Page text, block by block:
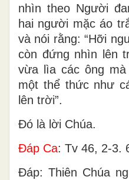
nhìn theo Người
hai người mặc áo
và nói rằng: “Hỡi
còn đứng nhìn lên
vừa lìa các ông
một thể thức như
lên trời”.
Ðó là lời Chúa.
Ðáp Ca: Tv 46, 2-3.
Ðáp: Thiên Chúa